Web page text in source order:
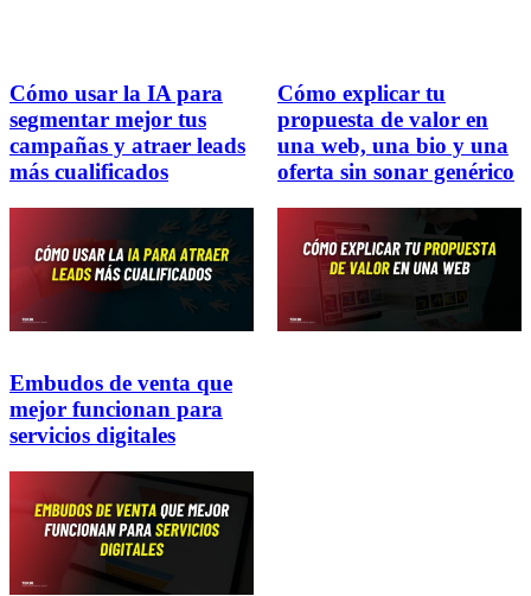
Cómo usar la IA para
segmentar mejor tus
campañas y atraer leads
más cualificados
Cómo explicar tu
propuesta de valor en
una web, una bio y una
oferta sin sonar genérico
Embudos de venta que
mejor funcionan para
servicios digitales